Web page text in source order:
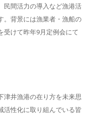
民間活力の導入など漁港活
。背景には漁業者・漁船の
受けて昨年9月定例会にて
津井漁港の在り方を未来思
活性化に取り組んでいる皆